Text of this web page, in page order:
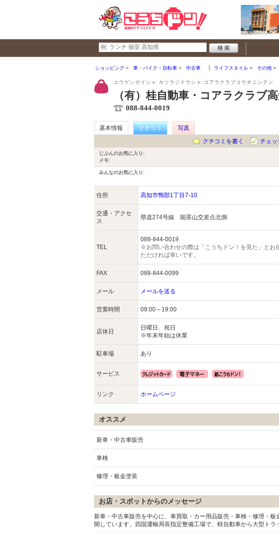
ショッピング 車・バイク・自転車 中古車 ライフスタイル その他
ユウゲンガイシャ カツラジドウシャ コアラクラブコウチニシテン
（有）桂自動車・コアラクラブ
088-844-0019
基本情報 クチコミ
写真
クチコミを書く
チェッ
じぶんのお気に入り:
メモ:
みんなのお気に入り:
住所 高知市鴨部1丁目7-10
交通・アクセ
ス
県道274号線 能茶山交差点北側
TEL
088-844-0019
※お問い合わせの際は「こうちドン！を見た」とお
ただければ幸いです。
FAX 088-844-0099
メール メールを送る
営業時間 09:00～19:00
店休日
日曜日、祝日
※年末年始は休業
駐車場 あり
サービス
リンク ホームページ
オススメ
新車・中古車販売
車検
修理・板金塗装
お店・スポットからのメッセージ
新車・中古車販売を中心に、車買取・カー用品販売・車検・修理・
開しています。四国運輸局長指定整備工場で、軽自動車から大型トラ